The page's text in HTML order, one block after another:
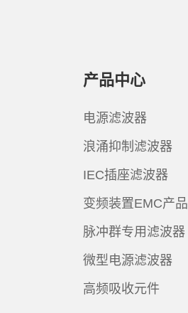
产品中心
电源滤波器
浪涌抑制滤波器
IEC插座滤波器
变频装置EMC产品
脉冲群专用滤波器
微型电源滤波器
高频吸收元件